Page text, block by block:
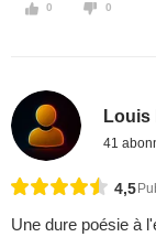
0 0
Louis
41
4,5
Une dure poésie à